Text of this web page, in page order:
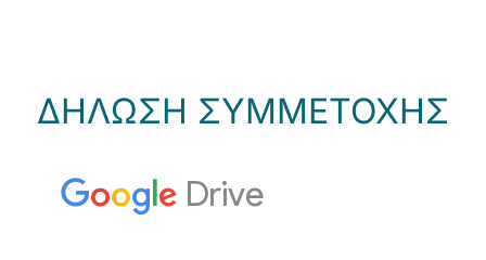
ΔΗΛΩΣΗ ΣΥΜΜΕΤΟΧΗΣ